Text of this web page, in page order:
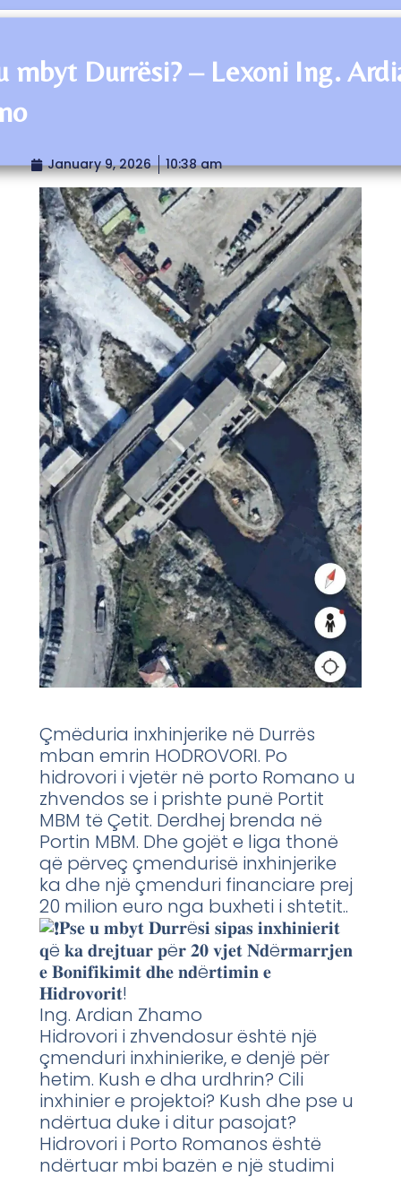
mbyt Durrësi? – Lexoni Ing.
January 9, 2026 10:38 am
Çmëduria inxhinjerike në Durrës
mban emrin HODROVORI. Po
hidrovori i vjetër në porto Romano u
zhvendos se i prishte punë Portit
MBM të Çetit. Derdhej brenda në
Portin MBM. Dhe gojët e liga thonë
që përveç çmendurisë inxhinjerike
ka dhe një çmenduri financiare prej
20 milion euro nga buxheti i shtetit..
𝐏𝐬𝐞 𝐮 𝐦𝐛𝐲𝐭 𝐃𝐮𝐫𝐫ë𝐬𝐢 𝐬𝐢𝐩𝐚𝐬 𝐢𝐧𝐱𝐡𝐢𝐧𝐢𝐞𝐫𝐢𝐭
𝐪ë 𝐤𝐚 𝐝𝐫𝐞𝐣𝐭𝐮𝐚𝐫 𝐩ë𝐫 𝟐𝟎 𝐯𝐣𝐞𝐭 𝐍𝐝ë𝐫𝐦𝐚𝐫𝐫𝐣𝐞𝐧
𝐞 𝐁𝐨𝐧𝐢𝐟𝐢𝐤𝐢𝐦𝐢𝐭 𝐝𝐡𝐞 𝐧𝐝ë𝐫𝐭𝐢𝐦𝐢𝐧 𝐞
𝐇𝐢𝐝𝐫𝐨𝐯𝐨𝐫𝐢𝐭!
Ing. Ardian Zhamo
Hidrovori i zhvendosur është një
çmenduri inxhinierike, e denjë për
hetim. Kush e dha urdhrin? Cili
inxhinier e projektoi? Kush dhe pse u
ndërtua duke i ditur pasojat?
Hidrovori i Porto Romanos është
ndërtuar mbi bazën e një studimi